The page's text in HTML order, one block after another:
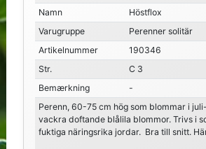
Namn
Höstflox
Varugruppe
Perenner solitär
Artikelnummer
190346
Str.
C 3
Bemærkning
-
Perenn, 60-75 cm hög som blommar i
vackra doftande blålila blommor. Trivs i
fuktiga näringsrika jordar. Bra till snitt.